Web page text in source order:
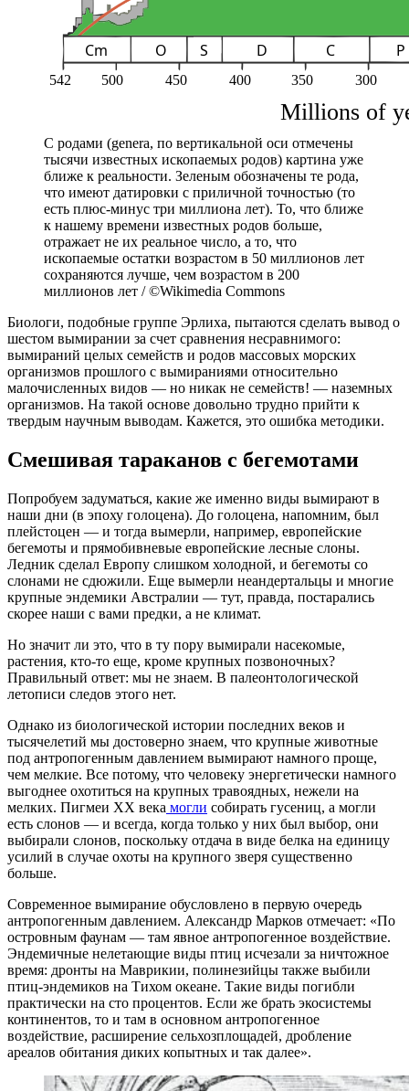
С родами (genera, по вертикальной оси отмечены
тысячи известных ископаемых родов) картина уже
ближе к реальности. Зеленым обозначены те рода,
что имеют датировки с приличной точностью (то
есть плюс-минус три миллиона лет). То, что ближе
к нашему времени известных родов больше,
отражает не их реальное число, а то, что
ископаемые остатки возрастом в 50 миллионов лет
сохраняются лучше, чем возрастом в 200
миллионов лет / ©Wikimedia Commons
Биологи, подобные группе Эрлиха, пытаются сделать вывод о
шестом вымирании за счет сравнения несравнимого:
вымираний целых семейств и родов массовых морских
организмов прошлого с вымираниями относительно
малочисленных видов — но никак не семейств! — наземных
организмов. На такой основе довольно трудно прийти к
твердым научным выводам. Кажется, это ошибка методики.
Смешивая тараканов с бегемотами
Попробуем задуматься, какие же именно виды вымирают в
наши дни (в эпоху голоцена). До голоцена, напомним, был
плейстоцен — и тогда вымерли, например, европейские
бегемоты и прямобивневые европейские лесные слоны.
Ледник сделал Европу слишком холодной, и бегемоты со
слонами не сдюжили. Еще вымерли неандертальцы и многие
крупные эндемики Австралии — тут, правда, постарались
скорее наши с вами предки, а не климат.
Но значит ли это, что в ту пору вымирали насекомые,
растения, кто-то еще, кроме крупных позвоночных?
Правильный ответ: мы не знаем. В палеонтологической
летописи следов этого нет.
Однако из биологической истории последних веков и
тысячелетий мы достоверно знаем, что крупные животные
под антропогенным давлением вымирают намного проще,
чем мелкие. Все потому, что человеку энергетически намного
выгоднее охотиться на крупных травоядных, нежели на
мелких. Пигмеи XX века могли собирать гусениц, а могли
есть слонов — и всегда, когда только у них был выбор, они
выбирали слонов, поскольку отдача в виде белка на единицу
усилий в случае охоты на крупного зверя существенно
больше.
Современное вымирание обусловлено в первую очередь
антропогенным давлением. Александр Марков отмечает: «По
островным фаунам — там явное антропогенное воздействие.
Эндемичные нелетающие виды птиц исчезали за ничтожное
время: дронты на Маврикии, полинезийцы также выбили
птиц-эндемиков на Тихом океане. Такие виды погибли
практически на сто процентов. Если же брать экосистемы
континентов, то и там в основном антропогенное
воздействие, расширение сельхозплощадей, дробление
ареалов обитания диких копытных и так далее».